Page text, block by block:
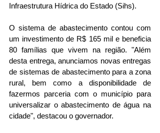
Infraestrutura Hídrica do Estado (Sihs).
O sistema de abastecimento contou com
um investimento de R$ 165 mil e beneficia
80 famílias que vivem na região. "Além
desta entrega, anunciamos novas entregas
de sistemas de abastecimento para a zona
rural, bem como a disponibilidade de
fazermos parceria com o município para
universalizar o abastecimento de água na
cidade", destacou o governador.